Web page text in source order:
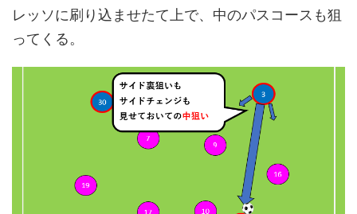
レッソに刷り込ませたて上で、中のパスコースも狙
ってくる。